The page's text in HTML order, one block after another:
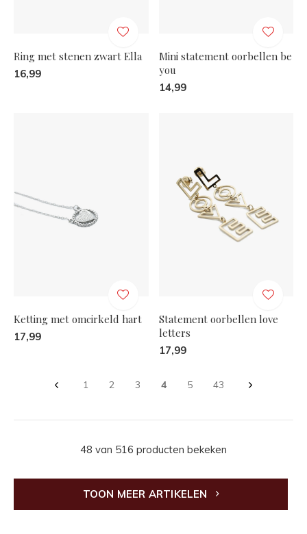
Ring met stenen zwart Ella
16,99
Mini statement oorbellen be
you
14,99
Ketting met omcirkeld hart
17,99
Statement oorbellen love
letters
17,99
1 2 3 4 5 43
48 van 516 producten bekeken
TOON MEER ARTIKELEN